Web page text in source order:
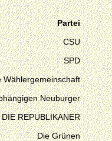
Partei
CSU
SPD
Wählergemeinschaft
Neuburger
DIE REPUBLIKANER
Die Grünen